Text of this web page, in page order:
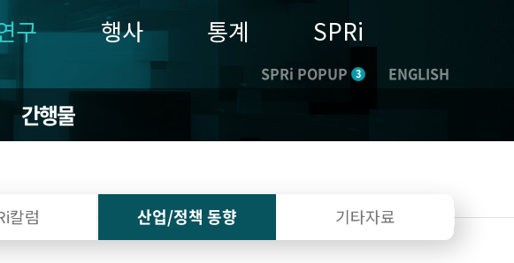
구 행사 통계 SPRi
SPRi POPUP 3 ENGLISH
간행물
칼럼 산업/정책 동향 기타자료